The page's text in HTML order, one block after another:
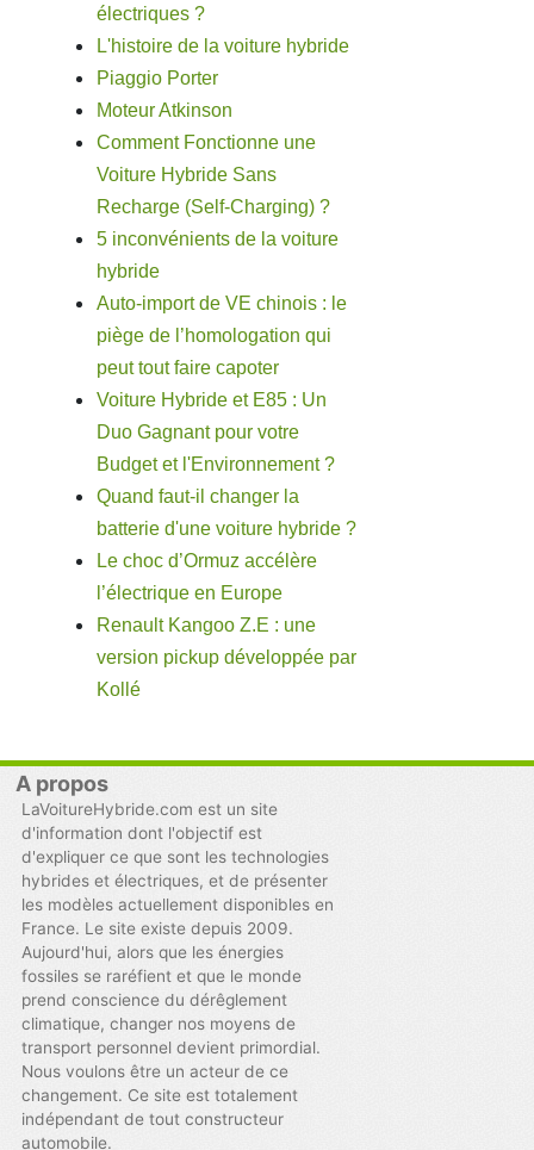
électriques ?
L'histoire de la voiture hybride
Piaggio Porter
Moteur Atkinson
Comment Fonctionne une
Voiture Hybride Sans
Recharge (Self-Charging) ?
5 inconvénients de la voiture
hybride
Auto-import de VE chinois : le
piège de l’homologation qui
peut tout faire capoter
Voiture Hybride et E85 : Un
Duo Gagnant pour votre
Budget et l'Environnement ?
Quand faut-il changer la
batterie d'une voiture hybride ?
Le choc d’Ormuz accélère
l’électrique en Europe
Renault Kangoo Z.E : une
version pickup développée par
Kollé
A propos
LaVoitureHybride.com est un site
d'information dont l'objectif est
d'expliquer ce que sont les technologies
hybrides et électriques, et de présenter
les modèles actuellement disponibles en
France. Le site existe depuis 2009.
Aujourd'hui, alors que les énergies
fossiles se raréfient et que le monde
prend conscience du dérêglement
climatique, changer nos moyens de
transport personnel devient primordial.
Nous voulons être un acteur de ce
changement. Ce site est totalement
indépendant de tout constructeur
automobile.